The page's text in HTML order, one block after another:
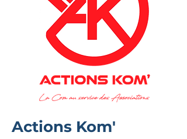
Actions Kom'